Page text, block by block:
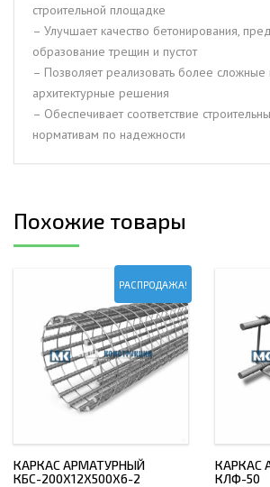
строительной площадке
– Улучшает качество бетонирования,
образование трещин и пустот
– Позволяет реализовать более
архитектурные решения
– Обеспечивает соответствие
нормативам по надежности
Похожие товары
РАСПРОДАЖА!
КАРКАС АРМАТУРНЫЙ
КБС-200Х12Х500Х6-2
КАРКАС
КЛФ-50